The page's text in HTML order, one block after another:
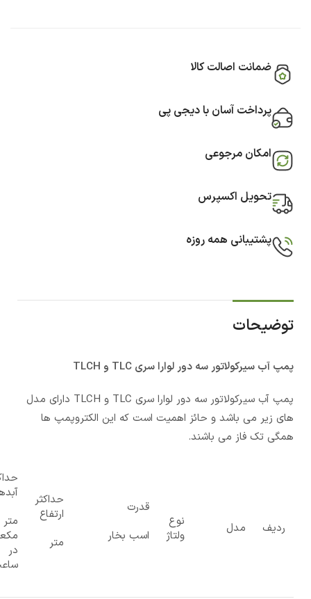
ضمانت اصالت کالا
پرداخت آسان با دیجی پی
امکان مرجوعی
تحویل اکسپرس
پشتیبانی همه روزه
توضیحات
پمپ آب سیرکولاتور سه دور لوارا سری TLC و TLCH
پمپ آب سیرکولاتور سه دور لوارا سری TLC و TLCH دارای مدل
های زیر می باشد و حائز اهمیت است که این الکتروپمپ ها
همگی تک فاز می باشند.
ردیف مدل
نوع
ولتاژ
قدرت
اسب بخار
حداکثر
ارتفاع
متر
متر
در